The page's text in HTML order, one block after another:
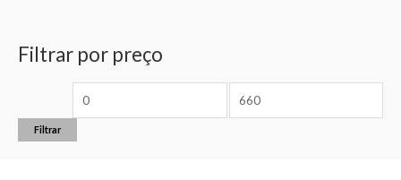
Filtrar por preço
Filtrar